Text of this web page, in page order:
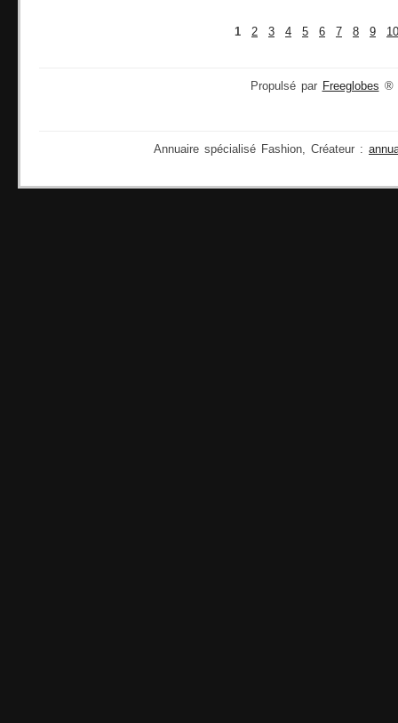
1 2 3 4 5 6 7 8 9 10
Propulsé par Freeglobes ®
Annuaire spécialisé Fashion, Créateur :